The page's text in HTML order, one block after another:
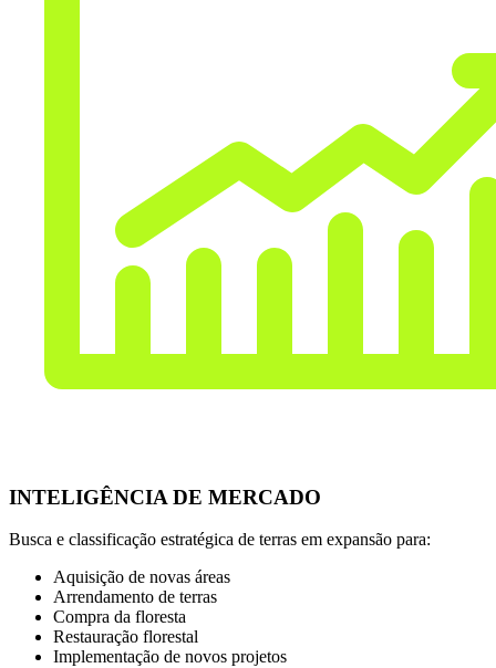
INTELIGÊNCIA DE MERCADO
Busca e classificação estratégica de terras em expansão para:
Aquisição de novas áreas
Arrendamento de terras
Compra da floresta
Restauração florestal
Implementação de novos projetos